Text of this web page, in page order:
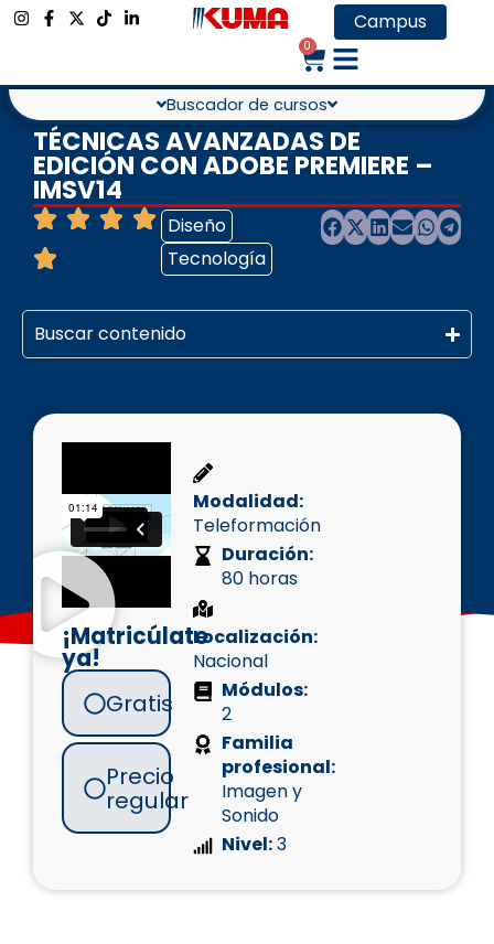
Campus
0
Buscador de cursos
TÉCNICAS AVANZADAS DE
EDICIÓN CON ADOBE PREMIERE –
IMSV14
Diseño
Tecnología
Buscar contenido
¡Matricúlate
ya!
Gratis
Precio
regular
Modalidad:
Teleformación
Duración:
80 horas
Localización:
Nacional
Módulos:
2
Familia
profesional:
Imagen y
Sonido
Nivel:3